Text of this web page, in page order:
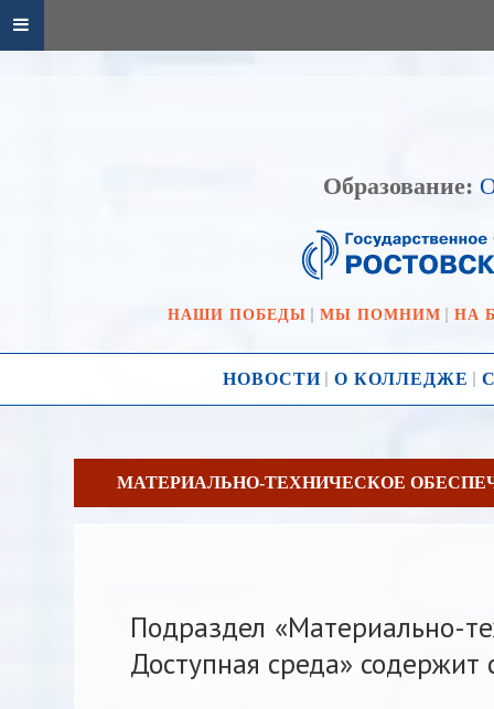
Образование:
НАШИ ПОБЕДЫ МЫ ПОМНИМ НА
НОВОСТИ О КОЛЛЕДЖЕ
МАТЕРИАЛЬНО-ТЕХНИЧЕСКОЕ
Подраздел «Материально-
Доступная среда»